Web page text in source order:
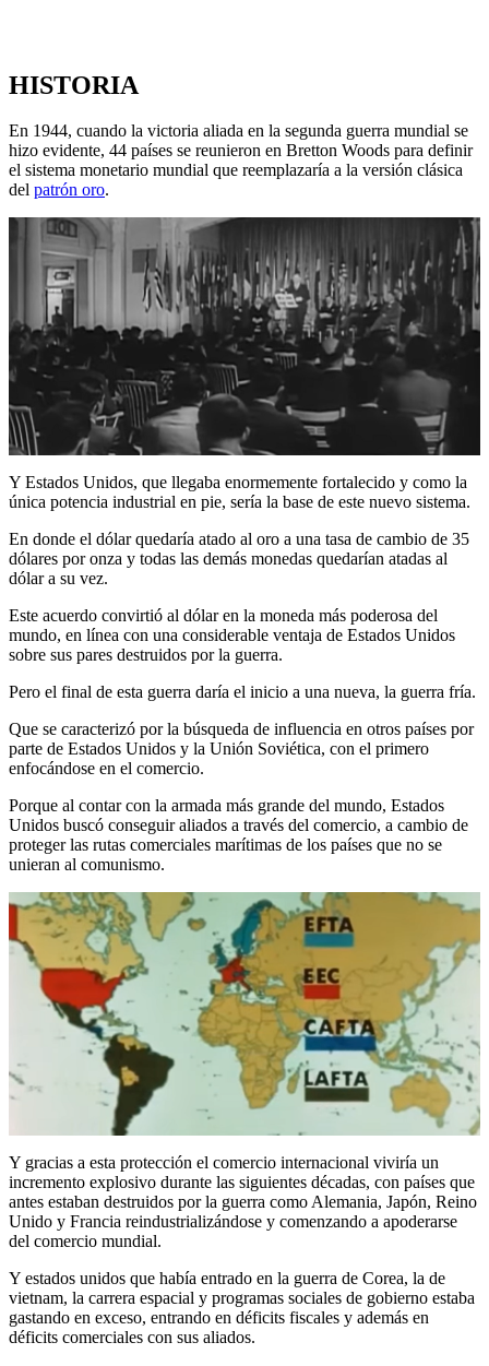
HISTORIA
En 1944, cuando la victoria aliada en la segunda guerra mundial se
hizo evidente, 44 países se reunieron en Bretton Woods para definir
el sistema monetario mundial que reemplazaría a la versión clásica
del patrón oro.
Y Estados Unidos, que llegaba enormemente fortalecido y como la
única potencia industrial en pie, sería la base de este nuevo sistema.
En donde el dólar quedaría atado al oro a una tasa de cambio de 35
dólares por onza y todas las demás monedas quedarían atadas al
dólar a su vez.
Este acuerdo convirtió al dólar en la moneda más poderosa del
mundo, en línea con una considerable ventaja de Estados Unidos
sobre sus pares destruidos por la guerra.
Pero el final de esta guerra daría el inicio a una nueva, la guerra fría.
Que se caracterizó por la búsqueda de influencia en otros países por
parte de Estados Unidos y la Unión Soviética, con el primero
enfocándose en el comercio.
Porque al contar con la armada más grande del mundo, Estados
Unidos buscó conseguir aliados a través del comercio, a cambio de
proteger las rutas comerciales marítimas de los países que no se
unieran al comunismo.
Y gracias a esta protección el comercio internacional viviría un
incremento explosivo durante las siguientes décadas, con países que
antes estaban destruidos por la guerra como Alemania, Japón, Reino
Unido y Francia reindustrializándose y comenzando a apoderarse
del comercio mundial.
Y estados unidos que había entrado en la guerra de Corea, la de
vietnam, la carrera espacial y programas sociales de gobierno estaba
gastando en exceso, entrando en déficits fiscales y además en
déficits comerciales con sus aliados.